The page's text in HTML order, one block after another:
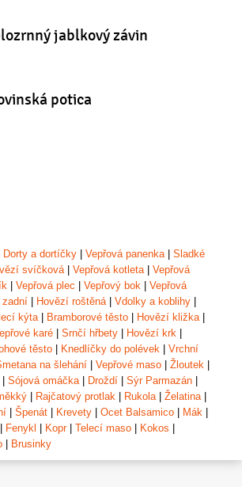
jablkový závin
potica
Dorty a dortíčky Vepřová panenka| Sladké
svíčková| Vepřová kotleta| Vepřová
Vepřová plec Vepřový bok
Vepřová
zadní Hovězí roštěná| Vdolky a koblihy
kýta| Bramborové těsto Hovězí kližka|
karé Srnčí hřbety Hovězí krk
těsto Knedlíčky do polévek
Vrchní
na šlehání Vepřové maso Žloutek
| Sójová omáčka| Droždí Sýr Parmazán
Rajčatový protlak Rukola| Želatina|
Špenát Krevety Ocet Balsamico Mák
Fenykl Kopr| Telecí maso Kokos
Brusinky